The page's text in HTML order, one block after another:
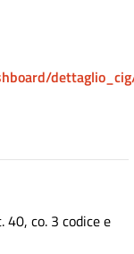
40, co. 3 codice e